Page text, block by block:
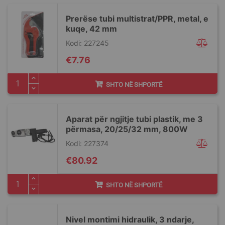
Prerëse tubi multistrat/PPR, metal, e
kuqe, 42 mm
Kodi: 227245
€7.76
SHTO NË SHPORTË
Aparat për ngjitje tubi plastik, me 3
përmasa, 20/25/32 mm, 800W
Kodi: 227374
€80.92
SHTO NË SHPORTË
Nivel montimi hidraulik, 3 ndarje,